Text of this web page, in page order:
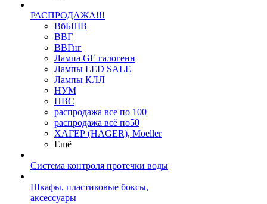
РАСПРОДАЖА!!!
ВбБШВ
ВВГ
ВВГнг
Лампа GE галогенн
Лампы LED SALE
Лампы КЛЛ
НУМ
ПВС
распродажа все по 100
распродажа всё по50
ХАГЕР (HAGER), Moeller
Ещё
Система контроля протечки воды
Шкафы, пластиковые боксы,
аксессуары